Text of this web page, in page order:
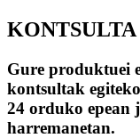
KONTSULTA
Gure produktuei
kontsultak
24 orduko
harremanetan.